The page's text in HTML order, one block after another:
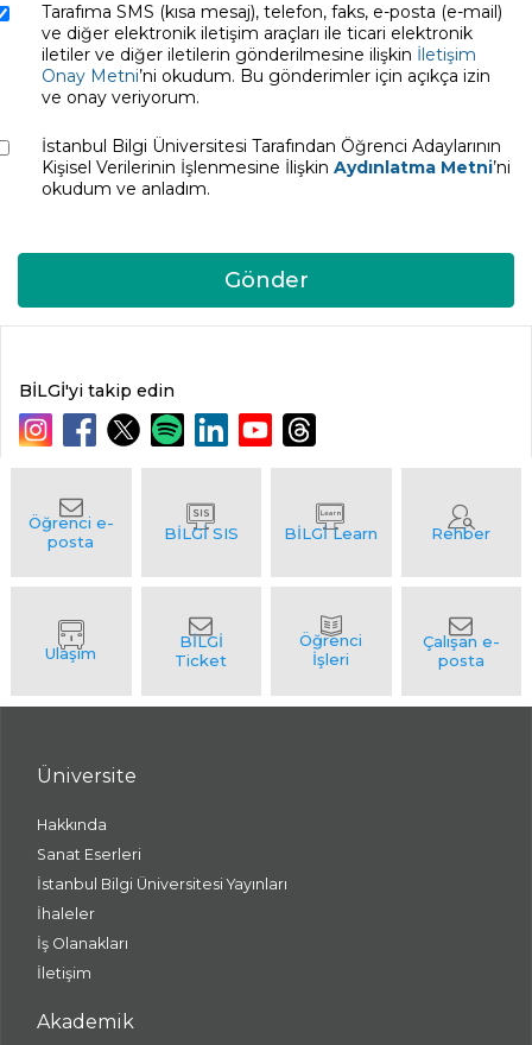
Tarafıma SMS (kısa mesaj), telefon, faks, e-posta (e-mail)
ve diğer elektronik iletişim araçları ile ticari elektronik
iletiler ve diğer iletilerin gönderilmesine ilişkin İletişim
Onay Metni’ni okudum. Bu gönderimler için açıkça izin
ve onay veriyorum.
İstanbul Bilgi Üniversitesi Tarafından Öğrenci Adaylarının
Kişisel Verilerinin İşlenmesine İlişkin Aydınlatma Metni’ni
okudum ve anladım.
Gönder
BİLGİ'yi takip edin
Üniversite
Hakkında
Sanat Eserleri
İstanbul Bilgi Üniversitesi Yayınları
İhaleler
İş Olanakları
İletişim
Akademik